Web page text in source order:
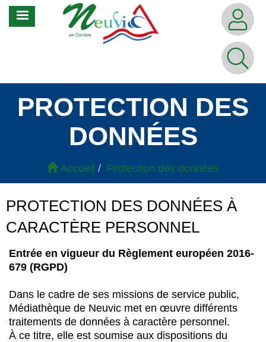
Aller
MENU
PROTECTION DES
DONNÉES
Accueil Protection des données
PROTECTION DES DONNÉES À
CARACTÈRE PERSONNEL
Entrée en vigueur du Règlement européen 2016-
679 (RGPD)
Dans le cadre de ses missions de service public,
Médiathèque de Neuvic met en œuvre différents
traitements de données à caractère personnel.
À ce titre, elle est soumise aux dispositions du